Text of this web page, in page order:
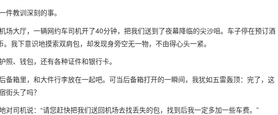
件教训深刻的事。
场大厅，一辆网约车司机开了40分钟，把我们送到了夜幕降临的尖沙咀。车子停在预订酒
我下意识地摸索双肩包，却发现身旁空无一物，不由得心头一紧。
照、钱包，还有各种证件和银行卡。
备箱里，和大件行李放在一起吧。可当后备箱打开的一瞬间，我犹如五雷轰顶：完了，这
街头了吗？
对司机说：“请您赶快把我们送回机场去找丢失的包，找到后我一定多加一些车费。”